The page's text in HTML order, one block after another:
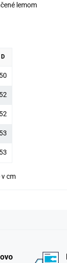
lemom
D
50
52
52
53
53
v cm